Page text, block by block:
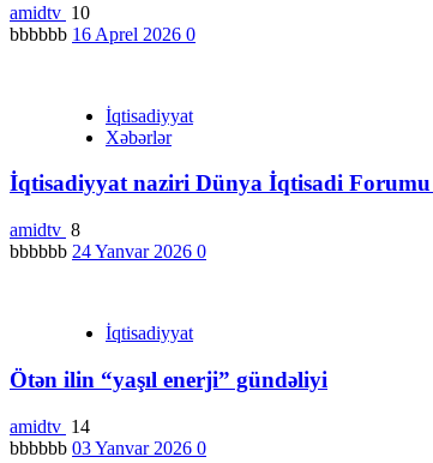
amidtv 10
bbbbbb 16 Aprel 2026 0
İqtisadiyyat
Xəbərlər
İqtisadiyyat naziri Dünya İqtisadi Forumu
amidtv 8
bbbbbb 24 Yanvar 2026 0
İqtisadiyyat
Ötən ilin “yaşıl enerji” gündəliyi
amidtv 14
bbbbbb 03 Yanvar 2026 0